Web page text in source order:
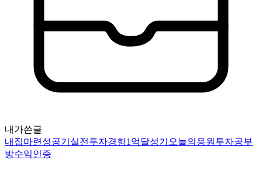
내가쓴글
내집마련성공기 실전투자경험1억달성기 오늘의응원 투자공부
방수익인증